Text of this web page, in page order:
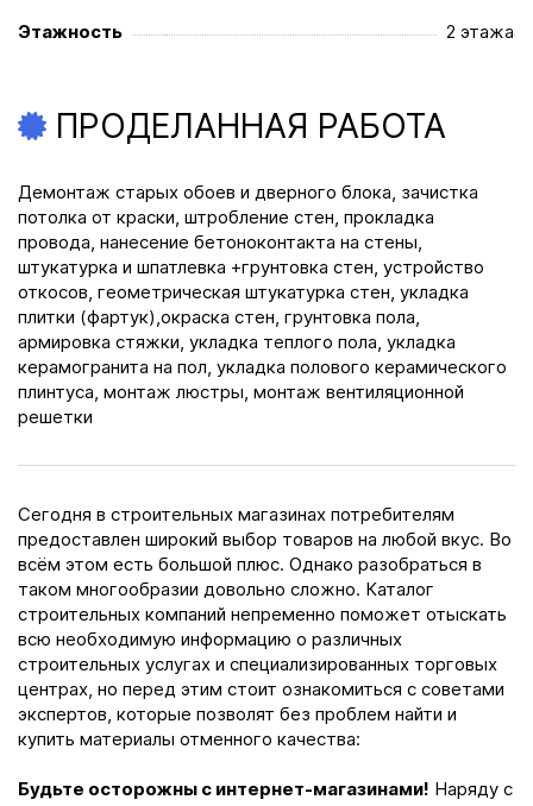
Этажность
2 этажа
ПРОДЕЛАННАЯ РАБОТА
Демонтаж старых обоев и дверного блока, зачистка
потолка от краски, штробление стен, прокладка
провода, нанесение бетоноконтакта на стены,
штукатурка и шпатлевка +грунтовка стен, устройство
откосов, геометрическая штукатурка стен, укладка
плитки (фартук),окраска стен, грунтовка пола,
армировка стяжки, укладка теплого пола, укладка
керамогранита на пол, укладка полового керамического
плинтуса, монтаж люстры, монтаж вентиляционной
решетки
Сегодня в строительных магазинах потребителям
предоставлен широкий выбор товаров на любой вкус. Во
всём этом есть большой плюс. Однако разобраться в
таком многообразии довольно сложно. Каталог
строительных компаний непременно поможет отыскать
всю необходимую информацию о различных
строительных услугах и специализированных торговых
центрах, но перед этим стоит ознакомиться с советами
экспертов, которые позволят без проблем найти и
купить материалы отменного качества:
Будьте осторожны с интернет-магазинами! Наряду с